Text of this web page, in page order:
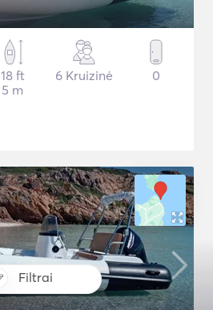
Filtrai
18 ft
5 m
6 Kruizinė 0